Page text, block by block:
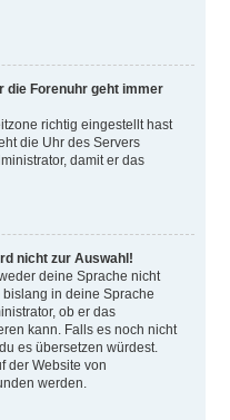
die Forenuhr geht immer
richtig eingestellt hast
die Uhr des Servers
damit er das
nicht zur Auswahl!
deine Sprache nicht
in deine Sprache
ob er das
kann. Falls es noch nicht
es übersetzen würdest.
der Website von
werden.